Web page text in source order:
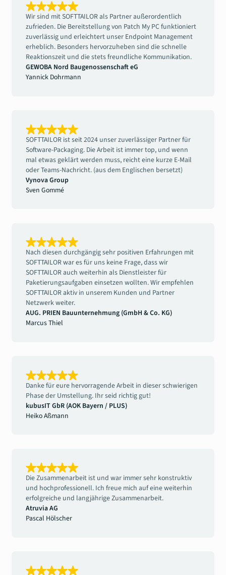
Wir sind mit SOFTTAILOR als Partner außerordentlich
zufrieden. Die Bereitstellung von Patch My PC funktioniert
zuverlässig und erleichtert unser Endpoint Management
erheblich. Besonders hervorzuheben sind die schnelle
Reaktionszeit und die stets freundliche Kommunikation.
GEWOBA Nord Baugenossenschaft eG
Yannick Dohrmann
SOFTTAILOR ist seit 2024 unser zuverlässiger Partner für
Software-Packaging. Die Arbeit ist immer top, und wenn
mal etwas geklärt werden muss, reicht eine kurze E-Mail
oder Teams-Nachricht. (aus dem Englischen bersetzt)
Vynova Group
Sven Gommé
Nach diesen durchgängig sehr positiven Erfahrungen mit
SOFTTAILOR war es für uns keine Frage, dass wir
SOFTTAILOR auch weiterhin als Dienstleister für
Paketierungsaufgaben einsetzen wollten. Wir empfehlen
SOFTTAILOR aktiv in unserem Kunden und Partner
Netzwerk weiter.
AUG. PRIEN Bauunternehmung (GmbH & Co. KG)
Marcus Thiel
Danke für eure hervorragende Arbeit in dieser schwierigen
Phase der Umstellung. Ihr seid richtig gut!
kubusIT GbR (AOK Bayern / PLUS)
Heiko Aßmann
Die Zusammenarbeit ist und war immer sehr konstruktiv
und hochprofessionell. Ich freue mich auf eine weiterhin
erfolgreiche und langjährige Zusammenarbeit.
Atruvia AG
Pascal Hölscher